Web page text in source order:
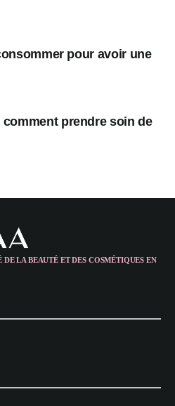
pour avoir une
prendre soin de
LA BEAUTÉ ET DES COSMÉTIQUES EN